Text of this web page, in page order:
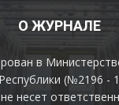
О ЖУРНАЛЕ
в
(№2196 -
несет